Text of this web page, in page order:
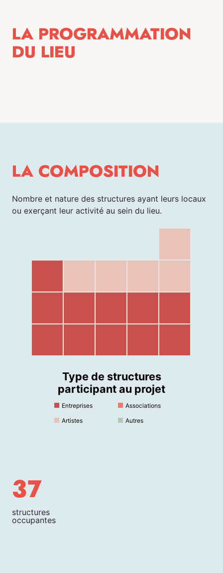
LA PROGRAMMATION
DU LIEU
LA COMPOSITION
Nombre et nature des structures ayant leurs locaux
ou exerçant leur activité au sein du lieu.
Type de structures
participant au projet
Entreprises
Associations
Artistes
Autres
37
structures
occupantes